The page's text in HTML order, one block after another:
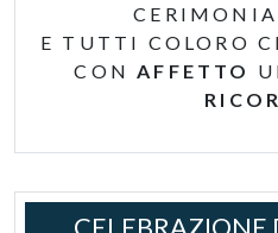
CERIMONIA
E TUTTI COLORO
CON AFFETTO
CELEBRAZIONE